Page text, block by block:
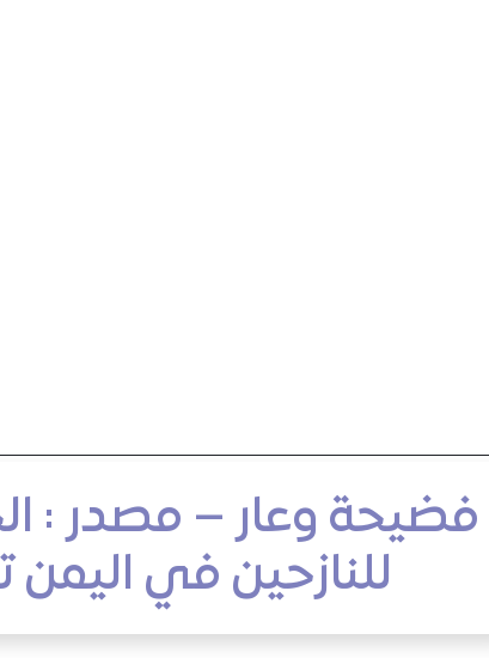
فضيحة وعار – مصدر :
للنازحين في اليمن